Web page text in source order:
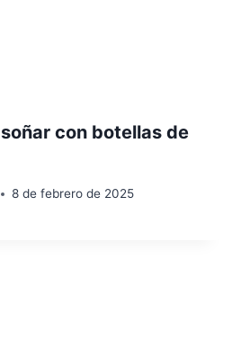
con botellas de
8 de febrero de 2025